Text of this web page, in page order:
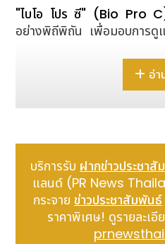
"ไบโอ โปร ซี" (Bio Pro
อย่างพิถีพิถัน เพื่อมอบการดู
ซึ่งเป็นสูตรเฉพาะที่โดดเด่นด้
แคลเซียม แอสคอร์เบต
เจาะลึก
7 ส่วนประกอบ คุณ
(Bio Pro C)
*วิตามินซี แคลเซียม แ
Calcium Ascorbate
บัฟเฟอร์ ทำให้วิตามินซีอยู่ใ
อ่า
บริการรับ ฝากข่าวประชา
แลนด์ (PR News
กระจาย ข่าวประชาสัมพันธ์
ราคาพิเศษ! ดูรายละเอี